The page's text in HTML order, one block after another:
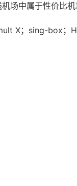
场中属于性价比机
X；sing-box；